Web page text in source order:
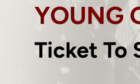
YOUNG
Ticket To